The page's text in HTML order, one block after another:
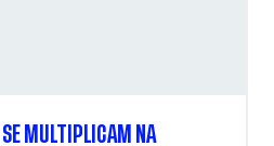
SE MULTIPLICAM NA